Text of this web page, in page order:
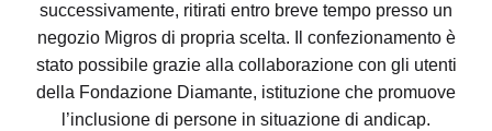
successivamente, ritirati entro breve tempo presso un
negozio Migros di propria scelta. Il confezionamento è
stato possibile grazie alla collaborazione con gli utenti
della Fondazione Diamante, istituzione che promuove
l’inclusione di persone in situazione di andicap.